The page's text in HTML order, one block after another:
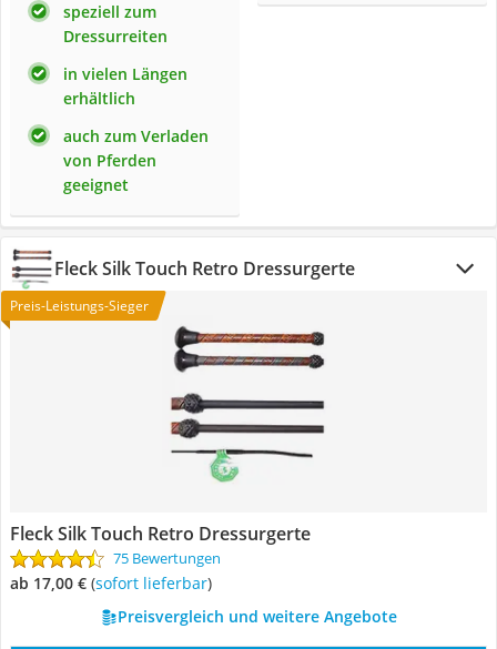
speziell zum
Dressurreiten
in vielen Längen
erhältlich
auch zum Verladen
von Pferden
geeignet
Fleck Silk Touch Retro Dressurgerte
Preis-Leistungs-Sieger
Fleck Silk Touch Retro Dressurgerte
75 Bewertungen
ab 17,00 € ( Sofort lieferbar)
Preisvergleich und weitere Angebote